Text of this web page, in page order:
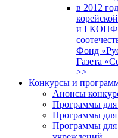
в 2012
и I
Фонд
Газета
>>
Конкурсы и
Анонсы
Программы для
Программы
Программы для